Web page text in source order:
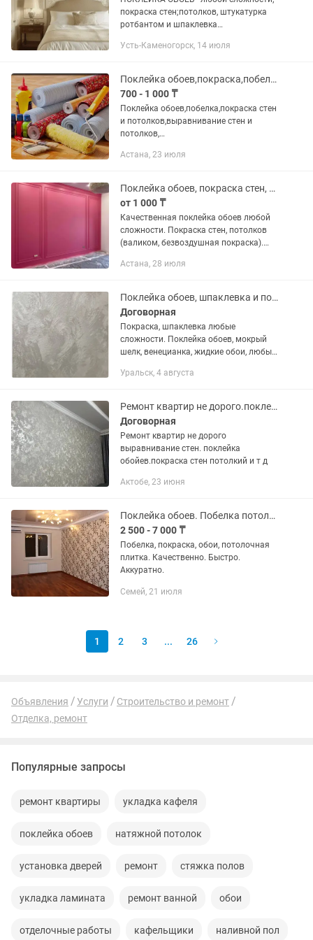
покраска стен;потолков, штукатурка
ротбантом и шпаклевка
тенге обои, и ПОКРАСКА СТЕН и
Стаж...
Усть-Каменогорск, 14 июля
Поклейка обоев,покраска,побелка
700 - 1 000 ₸
Поклейка обоев,побелка,покраска стен
и потолков,выравнивание стен и
потолков,
Быстро, качественно. Стаж ,опыт.
Астана, 23 июля
Поклейка обоев, покраска стен, поклейка молдингов, плинтусов, галтелей.
от 1 000 ₸
Качественная поклейка обоев любой
сложности. Покраска стен, потолков
(валиком, безвоздушная покраска).
не только). Поклейка полиуретановых
Астана, 28 июля
Поклейка обоев, шпаклевка и покраска, мокрый шелк, венецианка, жидкие обои
Договорная
Покраска, шпаклевка любые
сложности. Поклейка обоев, мокрый
шелк, венецианка, жидкие обои, любые
Уральск, 4 августа
Ремонт квартир не дорого.поклейка обоев,багетов.покраска стен и т.д
Договорная
Ремонт квартир не дорого
выравнивание стен. поклейка
обойев.покраска стен потолкий и т д
Актобе, 23 июня
Поклейка обоев. Побелка потолков. Покраска. Галтели. Потолочная плитка
2 500 - 7 000 ₸
Побелка, покраска, обои, потолочная
плитка. Качественно. Быстро.
Аккуратно.
Семей, 21 июля
1 2 3 ... 26
Объявления Услуги
Строительство и ремонт
Отделка, ремонт
Популярные запросы
ремонт квартиры укладка кафеля
поклейка обоев натяжной потолок
установка дверей ремонт стяжка полов
укладка ламината ремонт ванной обои
отделочные работы кафельщики наливной пол